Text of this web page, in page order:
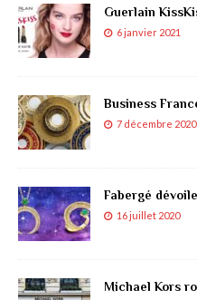
Guerlain
6 janvier 2021
Business
7 décembre 2020
Fabergé
16 juillet 2020
Michael Kors